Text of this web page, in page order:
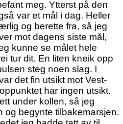
meg. Ytterst på den
var et mål i dag. Heller
og berette fra, så jeg
mot dagens siste mål,
kunne se målet hele
tur dit. En liten kneik opp
steg noen slag. I
det fin utsikt mot Vest-
har ingen utsikt.
under kollen, så jeg
og begynte tilbakemarsjen.